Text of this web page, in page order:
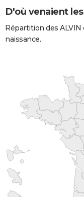
D'où venaient
Répartition des
naissance.